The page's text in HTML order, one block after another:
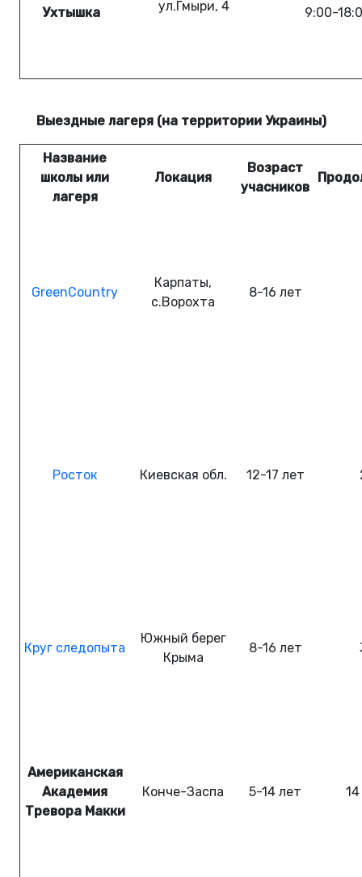
Ухтышка ул.Гмыри, 4 9:00-
Выездные лагеря (на территории Украины)
Название
школы или
лагеря
Локация
Возраст
учасников
GreenCountry
Карпаты,
с.Ворохта
8-16 лет
Росток Киевская обл. 12-17 лет
Круг следопыта
Южный берег
Крыма
8-16 лет
Американская
Академия
Тревора Макки
Конче-Заспа 5-14 лет